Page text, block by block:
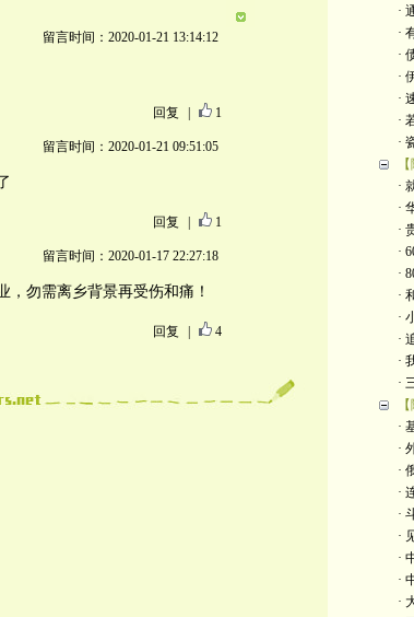
留言时间：2020-01-21 13:14:12
回复 1
留言时间：2020-01-21 09:51:05
回复 1
留言时间：2020-01-17 22:27:18
勿需离乡背景再受伤和痛！
回复 4
·
·
·
·
·
·
·
·
·
·
·
·
·
·
·
·
·
·
·
·
·
·
·
·
·
·